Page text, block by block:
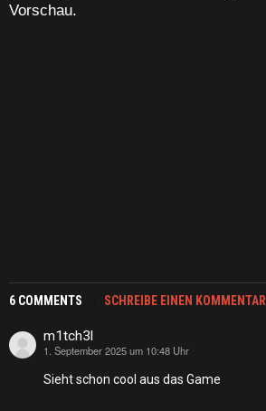
Vorschau.
6 COMMENTS SCHREIBE EINEN KOMMENTAR
m1tch3l
sagt:
1. September 2025 um 10:48 Uhr
Sieht schon cool aus das Game